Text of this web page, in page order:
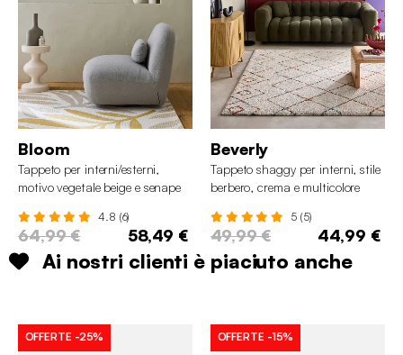
Bloom
Tappeto per interni/esterni,
motivo vegetale beige e senape
4.8 (6)
64,99 € 58,49 €
Beverly
Tappeto shaggy per interni, stile
berbero, crema e multicolore
5 (5)
49,99 € 44,99 €
Ai nostri clienti è piaciuto anche
OFFERTE -25% OFFERTE -15%